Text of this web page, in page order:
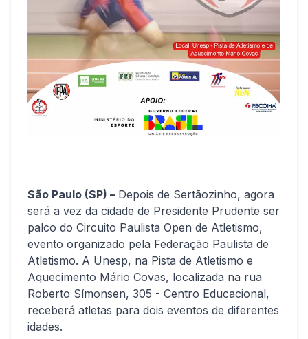
São Paulo (SP) – Depois de Sertãozinho, agora
será a vez da cidade de Presidente Prudente ser
palco do Circuito Paulista Open de Atletismo,
evento organizado pela Federação Paulista de
Atletismo. A Unesp, na Pista de Atletismo e
Aquecimento Mário Covas, localizada na rua
Roberto Símonsen, 305 - Centro Educacional,
receberá atletas para dois eventos de diferentes
idades.